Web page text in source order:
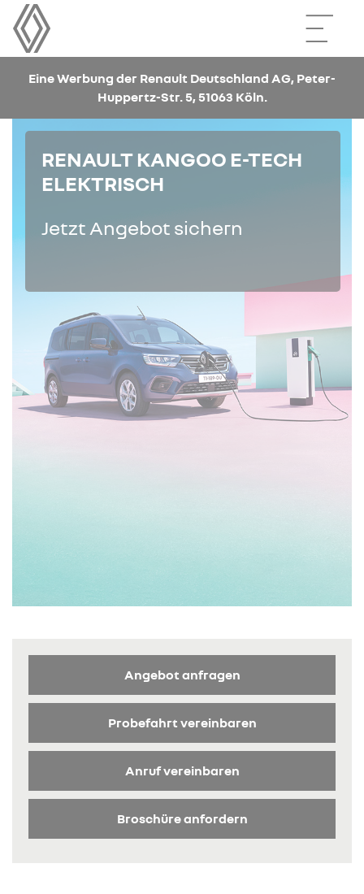
Eine Werbung der Renault Deutschland AG, Peter-
Huppertz-Str. 5, 51063 Köln.
RENAULT KANGOO E-TECH
ELEKTRISCH
Jetzt Angebot sichern
Angebot anfragen
Probefahrt vereinbaren
Anruf vereinbaren
Broschüre anfordern